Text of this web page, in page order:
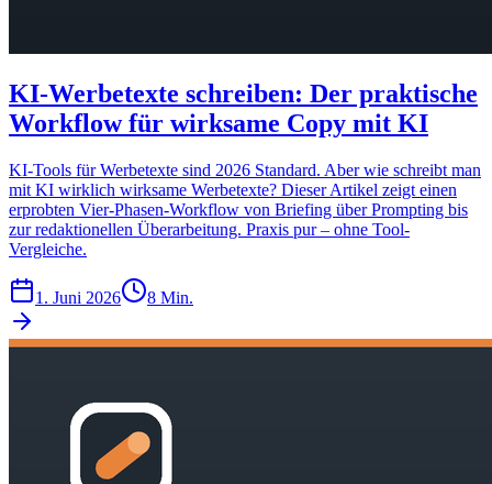
KI-Werbetexte schreiben: Der praktische
Workflow für wirksame Copy mit KI
KI-Tools für Werbetexte sind 2026 Standard. Aber wie schreibt man
mit KI wirklich wirksame Werbetexte? Dieser Artikel zeigt einen
erprobten Vier-Phasen-Workflow von Briefing über Prompting bis
zur redaktionellen Überarbeitung. Praxis pur – ohne Tool-
Vergleiche.
1. Juni 2026 8 Min.